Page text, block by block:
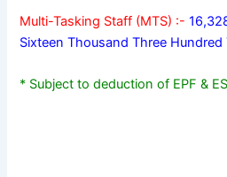
Multi-Tasking Staff (MTS) :-
Sixteen Thousand Three
* Subject to deduction of EPF &